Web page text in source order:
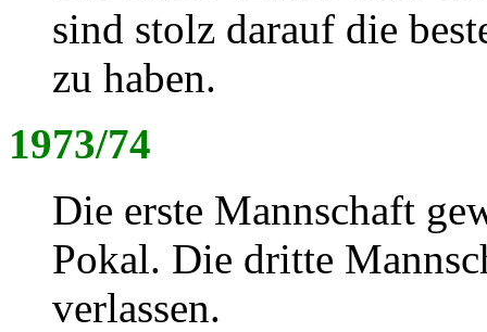
sind stolz darauf die
zu haben.
1973/74
Die erste Mannschaft
Pokal. Die dritte
verlassen.